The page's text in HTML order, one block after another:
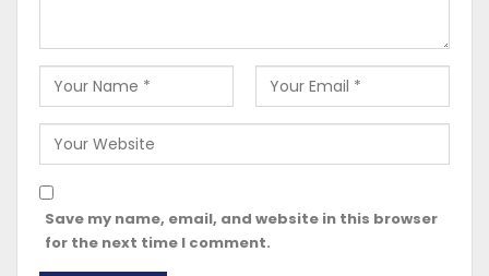
Save my name, email, and website in this browser
for the next time I comment.